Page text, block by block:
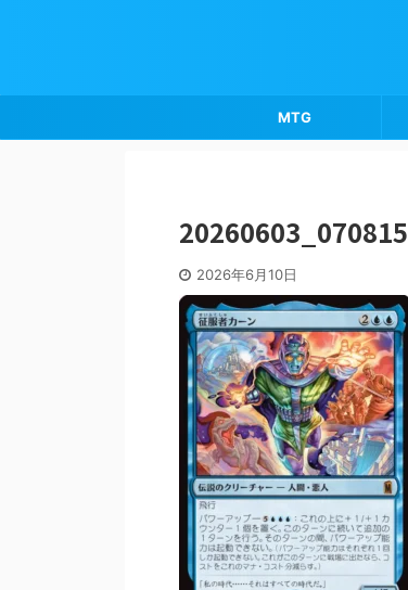
MTG
20260603_070815
2026年6月10日